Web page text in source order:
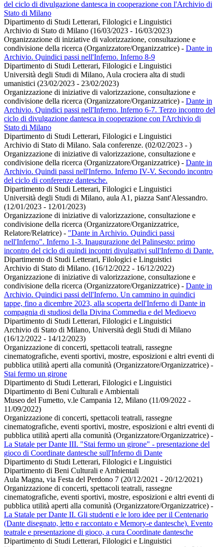
del ciclo di divulgazione dantesca in cooperazione con l'Archivio di
Stato di Milano
Dipartimento di Studi Letterari, Filologici e Linguistici
Archivio di Stato di Milano (16/03/2023 - 16/03/2023)
Organizzazione di iniziative di valorizzazione, consultazione e
condivisione della ricerca (Organizzatore/Organizzatrice) - Dante in
Archivio. Quindici passi nell'Inferno. Inferno 8-9
Dipartimento di Studi Letterari, Filologici e Linguistici
Università degli Studi di Milano, Aula crociera alta di studi
umanistici (23/02/2023 - 23/02/2023)
Organizzazione di iniziative di valorizzazione, consultazione e
condivisione della ricerca (Organizzatore/Organizzatrice) - Dante in
Archivio. Quindici passi nell'Inferno. Inferno 6-7. Terzo incontro del
ciclo di divulgazione dantesca in cooperazione con l'Archivio di
Stato di Milano
Dipartimento di Studi Letterari, Filologici e Linguistici
Archivio di Stato di Milano. Sala conferenze. (02/02/2023 - )
Organizzazione di iniziative di valorizzazione, consultazione e
condivisione della ricerca (Organizzatore/Organizzatrice) - Dante in
Archivio. Quindi passi nell'Inferno. Inferno IV-V. Secondo incontro
del ciclo di conferenze dantesche.
Dipartimento di Studi Letterari, Filologici e Linguistici
Università degli Studi di Milano, aula A1, piazza Sant'Alessandro.
(12/01/2023 - 12/01/2023)
Organizzazione di iniziative di valorizzazione, consultazione e
condivisione della ricerca (Organizzatore/Organizzatrice,
Relatore/Relatrice) - "Dante in Archivio. Quindici passi
nell'Inferno". Inferno 1-3. Inaugurazione del Palinsesto: primo
incontro del ciclo di quindi incontri divulgativi sull'Inferno di Dante.
Dipartimento di Studi Letterari, Filologici e Linguistici
Archivio di Stato di Milano. (16/12/2022 - 16/12/2022)
Organizzazione di iniziative di valorizzazione, consultazione e
condivisione della ricerca (Organizzatore/Organizzatrice) - Dante in
Archivio. Quindici passi dell'Inferno. Un cammino in quindici
tappe, fino a dicembre 2023, alla scoperta dell'Inferno di Dante in
compagnia di studiosi della Divina Commedia e del Medioevo
Dipartimento di Studi Letterari, Filologici e Linguistici
Archivio di Stato di Milano, Università degli Studi di Milano
(16/12/2022 - 14/12/2023)
Organizzazione di concerti, spettacoli teatrali, rassegne
cinematografiche, eventi sportivi, mostre, esposizioni e altri eventi di
pubblica utilità aperti alla comunità (Organizzatore/Organizzatrice) -
Stai fermo un girone
Dipartimento di Studi Letterari, Filologici e Linguistici
Dipartimento di Beni Culturali e Ambientali
Museo del Fumetto, v.le Campania 12, Milano (11/09/2022 -
11/09/2022)
Organizzazione di concerti, spettacoli teatrali, rassegne
cinematografiche, eventi sportivi, mostre, esposizioni e altri eventi di
pubblica utilità aperti alla comunità (Organizzatore/Organizzatrice) -
La Statale per Dante III. "Stai fermo un girone" - presentazione del
gioco di Coordinate dantesche sull'Inferno di Dante
Dipartimento di Studi Letterari, Filologici e Linguistici
Dipartimento di Beni Culturali e Ambientali
Aula Magna, via Festa del Perdono 7 (20/12/2021 - 20/12/2021)
Organizzazione di concerti, spettacoli teatrali, rassegne
cinematografiche, eventi sportivi, mostre, esposizioni e altri eventi di
pubblica utilità aperti alla comunità (Organizzatore/Organizzatrice) -
La Statale per Dante II. Gli studenti e le loro idee per il Centenario
(Dante disegnato, letto e raccontato e Memory-e dantesche). Evento
teatrale e presentazione di gioco, a cura Coordinate dantesche
Dipartimento di Studi Letterari, Filologici e Linguistici